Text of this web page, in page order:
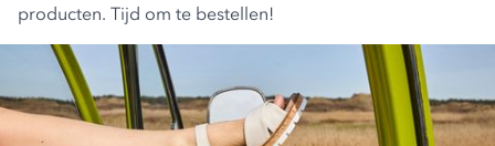
producten. Tijd om te bestellen!